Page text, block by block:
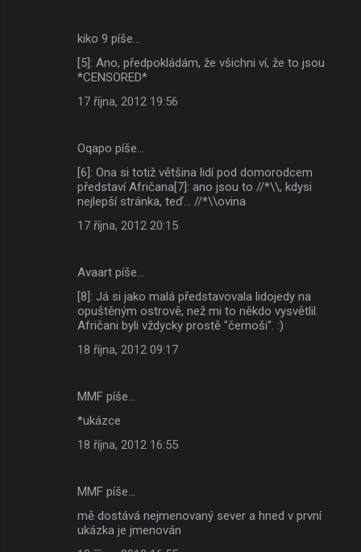
kiko 9 píše…
[5]: Ano, předpokládám, že všichni ví, že to jsou
*CENSORED*
17 října, 2012 19:56
Oqapo píše…
[6]: Ona si totiž většina lidí pod domorodcem
představí Afričana[7]: ano jsou to //*\\, kdysi
nejlepší stránka, teď... //*\\ovina
17 října, 2012 20:15
Avaart píše…
[8]: Já si jako malá představovala lidojedy na
opuštěným ostrově, než mi to někdo vysvětlil.
Afričani byli vždycky prostě "černoši". :)
18 října, 2012 09:17
MMF píše…
*ukázce
18 října, 2012 16:55
MMF píše…
mě dostává nejmenovaný sever a hned v první
ukázka je jmenován